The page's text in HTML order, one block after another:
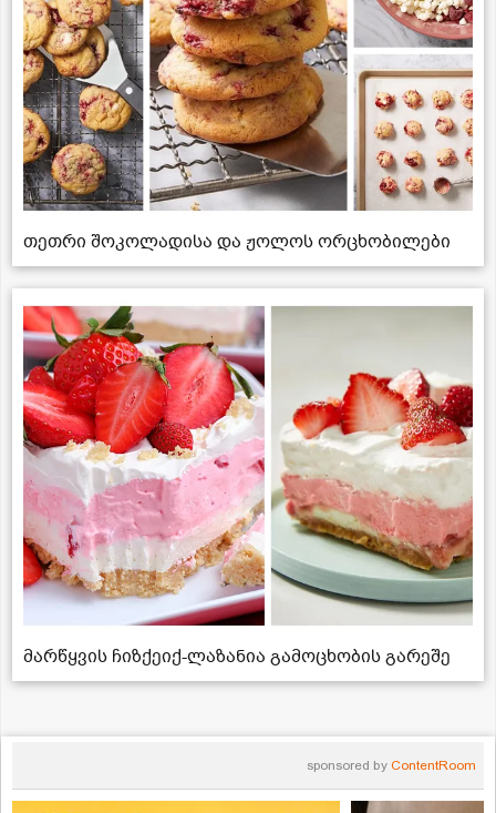
თეთრი შოკოლადისა და ჟოლოს ორცხობილები
მარწყვის ჩიზქეიქ-ლაზანია გამოცხობის გარეშე
sponsored by ContentRoom